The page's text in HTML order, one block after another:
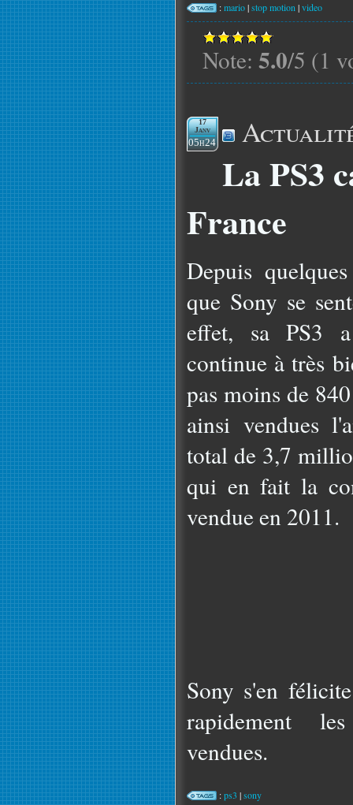
:mario|stop motion |video
Note: 5.0/5 (1
17
Janv
05h24
La PS3
France
Depuis
que Sony se
effet, sa PS3
continue à très
pas moins de
ainsi vendues
total de 3,7
qui en fait la
vendue en 2011.
Sony s'en
rapidement
vendues.
:ps3 |sony